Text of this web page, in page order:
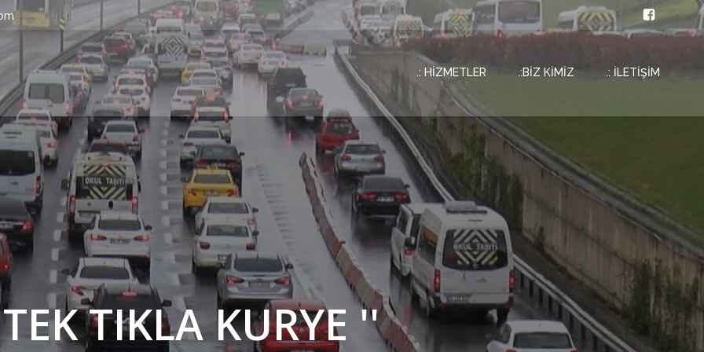
.: HİZMETLER .:BİZ KİMİZ .: İLETİŞİM
TIKLA KURYE ''